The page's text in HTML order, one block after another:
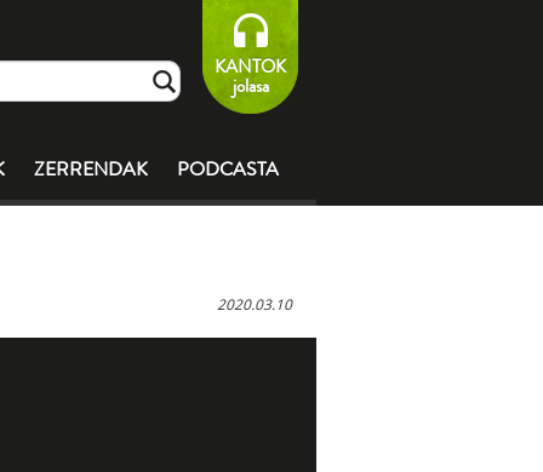
KANTOK
jolasa
ZERRENDAK PODCASTA
2020.03.10